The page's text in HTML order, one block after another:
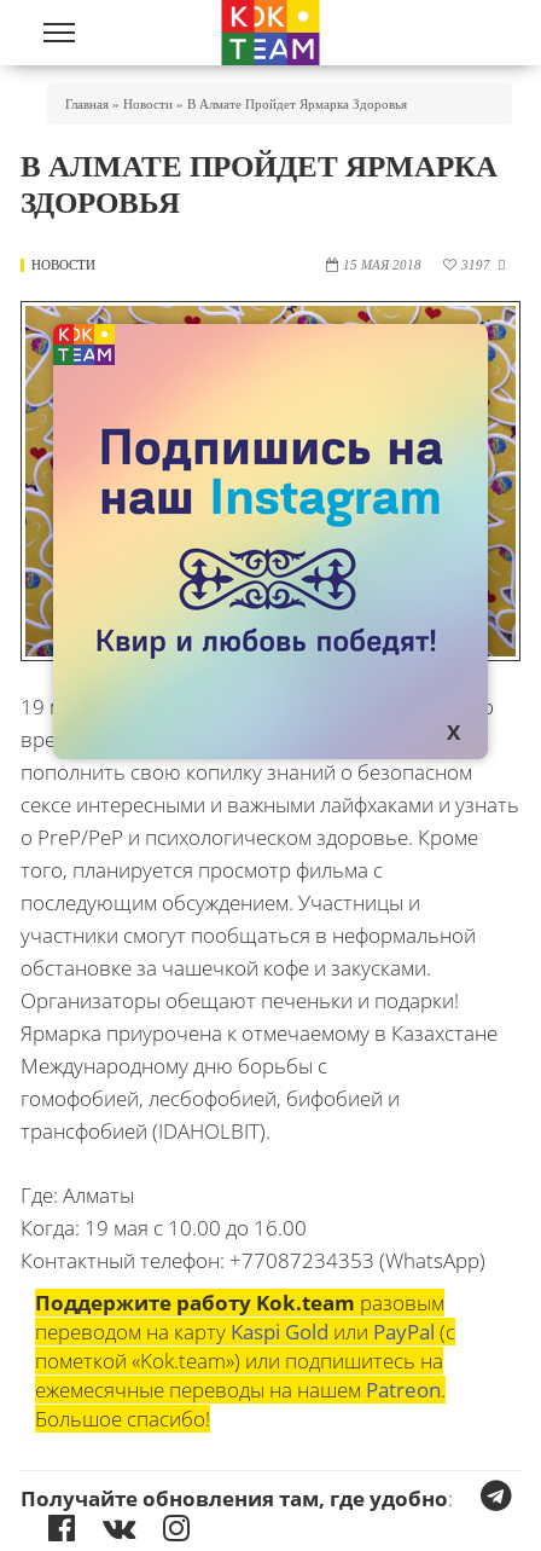
Перейти к основному содержанию
Главная » Новости » В Алмате Пройдет Ярмарка Здоровья
В АЛМАТЕ ПРОЙДЕТ ЯРМАРКА
ЗДОРОВЬЯ
НОВОСТИ 15 МАЯ 2018 3197 
19 мая в Алматы пройдет "Ярмарка здоровья". Во
время мероприятия МСМ и ЛГБТ+ смогут
пополнить свою копилку знаний о безопасном
сексе интересными и важными лайфхаками и узнать
о PreP/PeP и психологическом здоровье. Кроме
того, планируется просмотр фильма с
последующим обсуждением. Участницы и
участники смогут пообщаться в неформальной
обстановке за чашечкой кофе и закусками.
Организаторы обещают печеньки и подарки!
Ярмарка приурочена к отмечаемому в Казахстане
Международному дню борьбы с
гомофобией, лесбофобией, бифобией и
трансфобией (IDAHOLBIT).
Где: Алматы
Когда: 19 мая с 10.00 до 16.00
Контактный телефон: +77087234353 (WhatsApp)
Поддержите работу Kok.team разовым
переводом на карту Kaspi Gold или PayPal (с
пометкой «Kok.team») или подпишитесь на
ежемесячные переводы на нашем Patreon.
Большое спасибо!
Получайте обновления там, где удобно: